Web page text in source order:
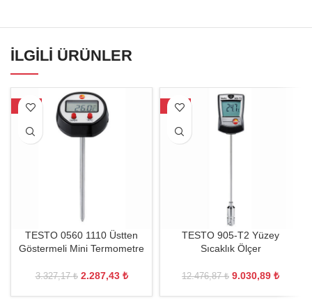
İLGILI ÜRÜNLER
-31%
TESTO 0560 1110 Üstten
Göstermeli Mini Termometre
3.327,17₺ 2.287,43 ₺
-28%
TESTO 905-T2 Yüzey
Sıcaklık Ölçer
12.476,87₺ 9.030,89 ₺